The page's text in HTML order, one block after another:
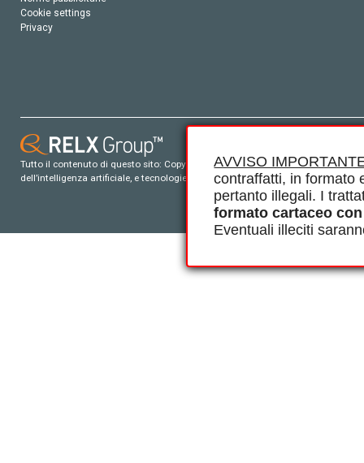
AVVISO
contraffatti, in formato
pertanto illegali. I
formato cartaceo
Eventuali illeciti
Cookie settings
Privacy
Tutto il contenuto di questo sito: Copyright © 2026 Elsevier, i suoi
dell’intelligenza artificiale, e tecnologie simili. Per tutto il contenuto ‘open